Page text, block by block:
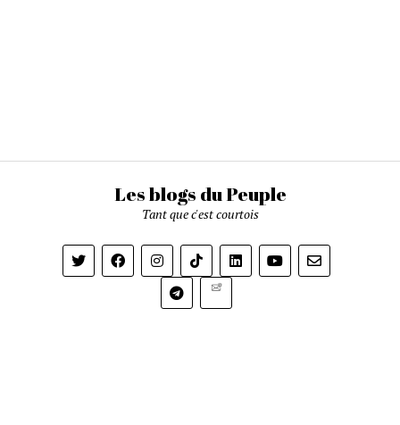
Les blogs du Peuple
Tant que c'est courtois